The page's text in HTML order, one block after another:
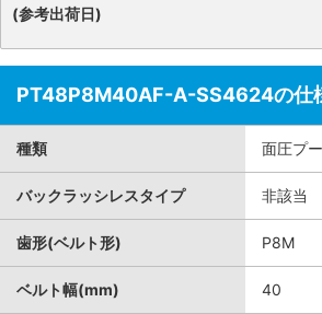
(参考出荷日)
PT48P8M40AF-A-SS4624の仕
種類 面圧プ
バックラッシレスタイプ 非該当
歯形(ベルト形) P8M
ベルト幅(mm) 40